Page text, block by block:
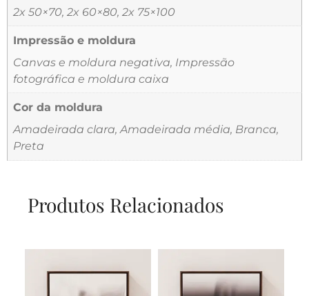
2x 50×70, 2x 60×80, 2x 75×100
Impressão e moldura
Canvas e moldura negativa, Impressão
fotográfica e moldura caixa
Cor da moldura
Amadeirada clara, Amadeirada média, Branca,
Preta
Produtos Relacionados